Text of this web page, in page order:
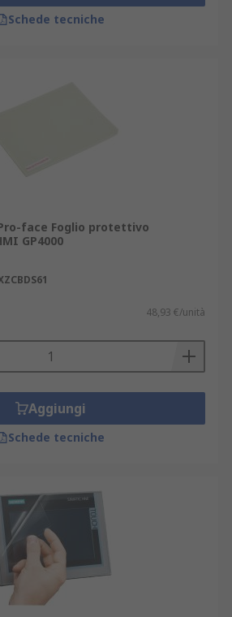
Schede tecniche
face Foglio protettivo
GP4000
48,93 €/unità
Aggiungi
Schede tecniche